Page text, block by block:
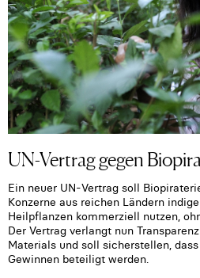
UN-Vertrag gegen
Ein neuer UN-Vertrag soll
Konzerne aus reichen Ländern
Heilpflanzen kommerziell nutzen,
Der Vertrag verlangt nun
Materials und soll sicherstellen,
Gewinnen beteiligt werden.